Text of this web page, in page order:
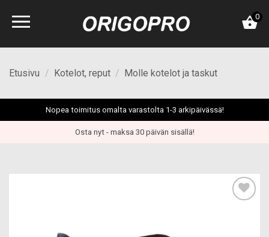
0
Etusivu / Kotelot, reput / Molle kotelot ja taskut
Nopea toimitus omalta varastolta 1-3 arkipäivässä!
Osta nyt - maksa 30 päivän sisällä!